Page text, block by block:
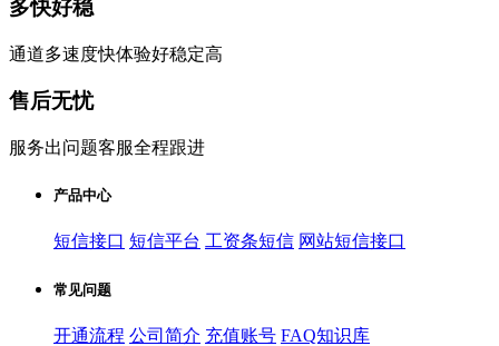
多快好稳
通道多速度快体验好稳定高
售后无忧
服务出问题客服全程跟进
产品中心
短信接口 短信平台 工资条短信 网站短信接口
常见问题
开通流程 公司简介 充值账号 FAQ知识库